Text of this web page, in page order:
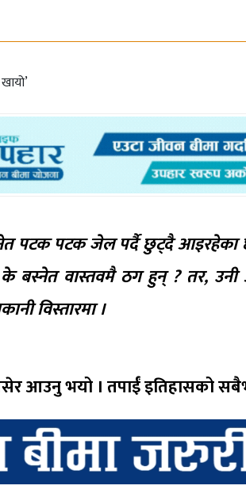
पटक पटक जेल पर्दै छुट्दै
के बस्नेत वास्तवमै ठग हुन् ? तर,
विस्तारमा ।
आउनु भयो । तपाईं इतिहासको